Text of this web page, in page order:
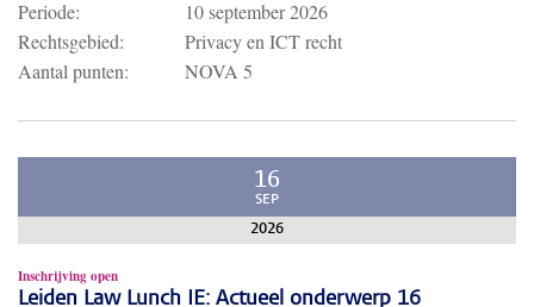
Periode:
10 september 2026
Rechtsgebied:
Privacy en ICT recht
Aantal punten:
NOVA 5
16
SEP
2026
Inschrijving open
Leiden Law Lunch IE: Actueel onderwerp 16